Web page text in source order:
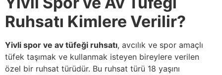
Ruhsatı Kimlere Verilir?
Yivli spor ve av tüfeği ruhsatı, avcılık ve spor amaçlı
tüfek taşımak ve kullanmak isteyen bireylere verilen
özel bir ruhsat türüdür. Bu ruhsat türü 18 yaşını